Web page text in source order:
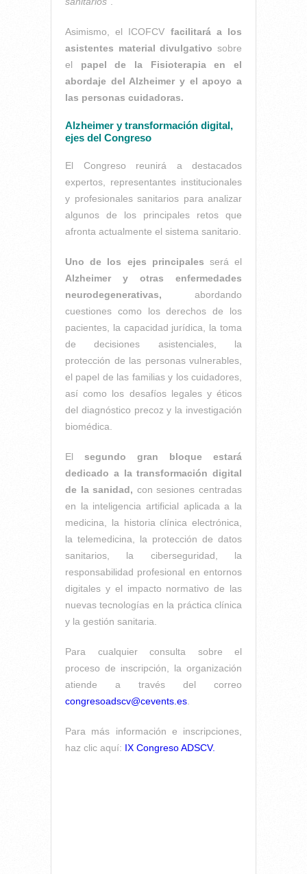
Asimismo, el ICOFCV facilitará a los
asistentes material divulgativo sobre
el papel de la Fisioterapia en el
abordaje del Alzheimer y el apoyo a
las personas cuidadoras.
Alzheimer y transformación digital,
ejes del Congreso
El Congreso reunirá a destacados
expertos, representantes institucionales
y profesionales sanitarios para analizar
algunos de los principales retos que
afronta actualmente el sistema sanitario.
Uno de los ejes principales será el
Alzheimer y otras enfermedades
neurodegenerativas, abordando
cuestiones como los derechos de los
pacientes, la capacidad jurídica, la toma
de decisiones asistenciales, la
protección de las personas vulnerables,
el papel de las familias y los cuidadores,
así como los desafíos legales y éticos
del diagnóstico precoz y la investigación
biomédica.
El segundo gran bloque estará
dedicado a la transformación digital
de la sanidad, con sesiones centradas
en la inteligencia artificial aplicada a la
medicina, la historia clínica electrónica,
la telemedicina, la protección de datos
sanitarios, la ciberseguridad, la
responsabilidad profesional en entornos
digitales y el impacto normativo de las
nuevas tecnologías en la práctica clínica
y la gestión sanitaria.
Para cualquier consulta sobre el
proceso de inscripción, la organización
atiende a través del correo
congresoadscv@cevents.es
Para más información e inscripciones,
haz clic aquí: IX Congreso ADSCV.